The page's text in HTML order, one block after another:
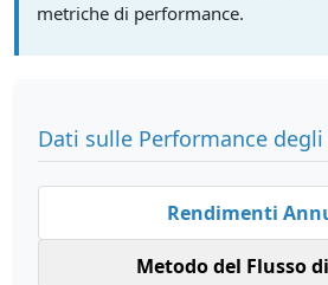
metriche di performance.
Dati sulle Performance
Rendimenti
Metodo del Flusso